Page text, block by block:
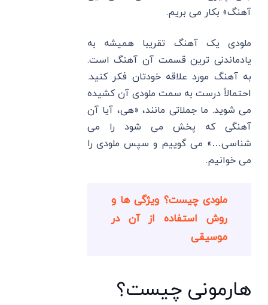
آهنگ» بکار می بریم.
ملودی یک آهنگ تقریبا همیشه به
یادماندنی ترین قسمت آن آهنگ است.
به آهنگ مورد علاقه خودتان فکر کنید.
احتمالاً درست به سمت ملودی آن کشیده
می شوید. ما جملاتی مانند، «هی، آیا آن
آهنگی که پخش می شود را می
شناسی…» می گوییم و سپس ملودی را
می خوانیم.
ملودی چیست؟ ویژگی ها و
روش استفاده از آن در
موسیقی
هارمونی چیست؟